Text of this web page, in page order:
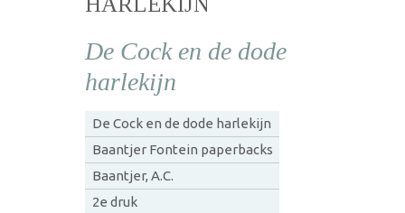
De Cock en de dode
harlekijn
De Cock en de dode harlekijn
Baantjer Fontein paperbacks
Baantjer, A.C.
2e druk